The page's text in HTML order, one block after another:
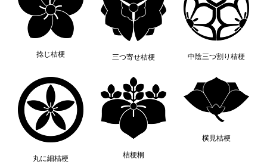
捻じ桔梗 三つ寄せ桔梗 中陰三つ割り桔梗
丸に細桔梗 桔梗桐
横見桔梗